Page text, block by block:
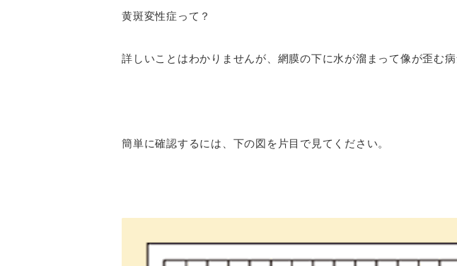
黄斑変性症って？
詳しいことはわかりませんが、網膜の下に水が溜まって像が歪む病
簡単に確認するには、下の図を片目で見てください。